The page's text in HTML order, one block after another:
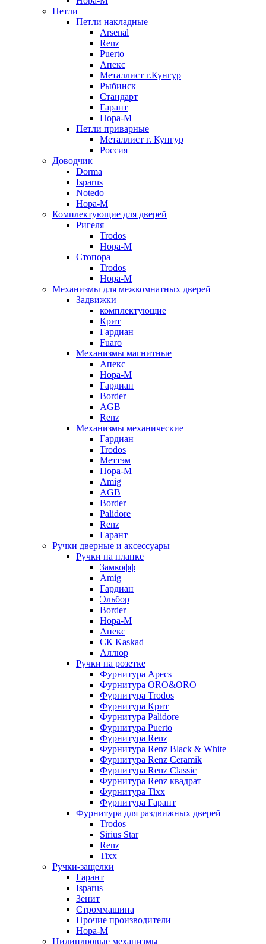
Петли
Петли накладные
Arsenal
Renz
Puerto
Апекс
Металлист г.Кунгур
Рыбинск
Стандарт
Гарант
Нора-М
Петли приварные
Металлист г. Кунгур
Россия
Доводчик
Dorma
Isparus
Notedo
Нора-М
Комплектующие для дверей
Ригеля
Trodos
Нора-М
Стопора
Trodos
Нора-М
Механизмы для межкомнатных дверей
Задвижки
комплектующие
Крит
Гардиан
Fuaro
Механизмы магнитные
Апекс
Нора-М
Гардиан
Border
AGB
Renz
Механизмы механические
Гардиан
Trodos
Меттэм
Нора-М
Amig
AGB
Border
Palidore
Renz
Гарант
Ручки дверные и аксессуары
Ручки на планке
Замкофф
Amig
Гардиан
Эльбор
Border
Нора-М
Апекс
CК Kaskad
Аллюр
Ручки на розетке
Фурнитура Apecs
Фурнитура ORO&ORO
Фурнитура Trodos
Фурнитура Крит
Фурнитура Palidore
Фурнитура Puerto
Фурнитура Renz
Фурнитура Renz Black & White
Фурнитура Renz Ceramik
Фурнитура Renz Classic
Фурнитура Renz квадрат
Фурнитура Tixx
Фурнитура Гарант
Фурнитура для раздвижных дверей
Trodos
Sirius Star
Renz
Tixx
Ручки-защелки
Гарант
Isparus
Зенит
Строммашина
Прочие производители
Нора-М
Цилиндровые механизмы